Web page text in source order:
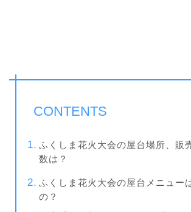
CONTENTS
ふくしま花火大会の屋台場所、販
数は？
ふくしま花火大会の屋台メニュー
の？